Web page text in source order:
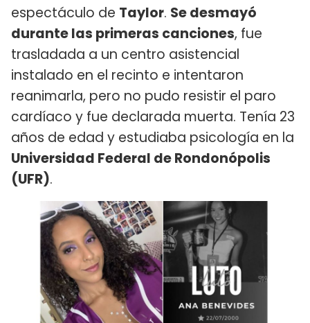
espectáculo de Taylor. Se desmayó
durante las primeras canciones, fue
trasladada a un centro asistencial
instalado en el recinto e intentaron
reanimarla, pero no pudo resistir el paro
cardíaco y fue declarada muerta. Tenía 23
años de edad y estudiaba psicología en la
Universidad Federal de Rondonópolis
(UFR).